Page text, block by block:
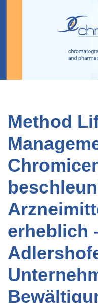
Method
erheblich